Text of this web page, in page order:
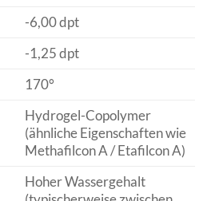
-6,00 dpt
-1,25 dpt
170°
Hydrogel-Copolymer
(ähnliche Eigenschaften wie
Methafilcon A / Etafilcon A)
Hoher Wassergehalt